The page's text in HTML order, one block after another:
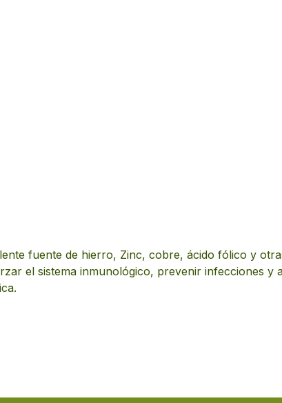
fuente de hierro, Zinc, cobre, ácido fólico y
el sistema inmunológico, prevenir infecciones y